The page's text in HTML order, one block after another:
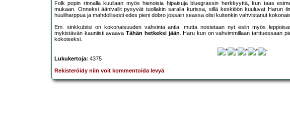
Folk popin rinnalla kuullaan myös hienoisia hipaisuja bluegrassin herkkyyttä, kun taas
mukaan. Onneksi äänivallit pysyvät tuollakin saralla kurissa, sillä keskiöön kuuluvat Harun
huuliharppua ja mahdollisesti edes pieni dobro jossain seassa olisi kuitenkin vahvistanut
Em. sinkkubiisi on kokonaisuuden vahvinta antia, mutta nostetaan nyt esiin myös
mykistävän kauniisti avaavaTähän hetkeksi jään. Haru kun on vahvimmillaan tarttuessaan
kokoiseksi.
Lukukertoja: 4375
Rekisteröidy niin voit kommentoida levyä